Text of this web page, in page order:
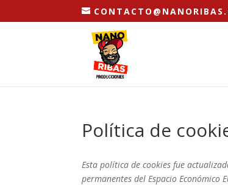
Política de
Esta política de cookies fue
permanentes del Espacio Económico